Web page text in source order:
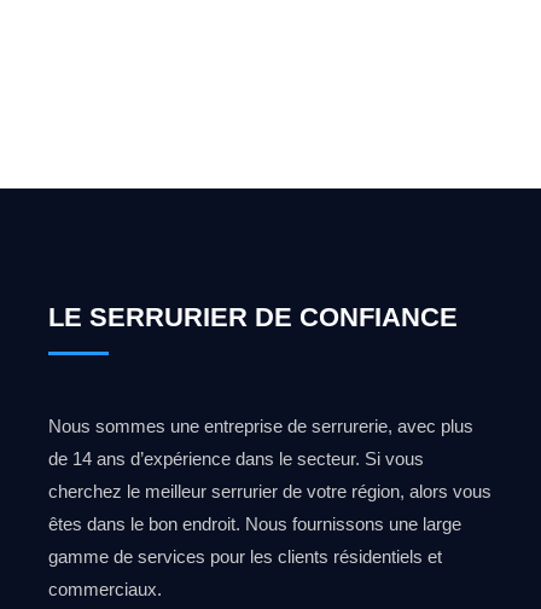
LE SERRURIER DE CONFIANCE
Nous sommes une entreprise de serrurerie, avec plus
de 14 ans d’expérience dans le secteur. Si vous
cherchez le meilleur serrurier de votre région, alors vous
êtes dans le bon endroit. Nous fournissons une large
gamme de services pour les clients résidentiels et
commerciaux.